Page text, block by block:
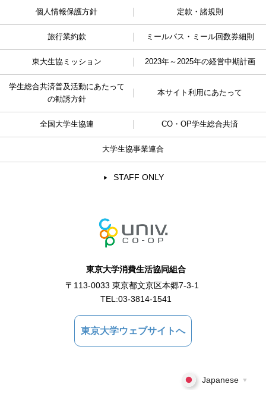
個人情報保護方針 定款・諸規則
旅行業約款 ミールパス・ミール回数券細則
東大生協ミッション 2023年～2025年の経営中期計画
学生総合共済普及活動にあたって
の勧誘方針
本サイト利用にあたって
全国大学生協連 CO・OP学生総合共済
大学生協事業連合
STAFF ONLY
東京大学消費生活協同組合
〒113-0033 東京都文京区本郷7-3-1
TEL:03-3814-1541
東京大学ウェブサイトへ
Japanese ▼